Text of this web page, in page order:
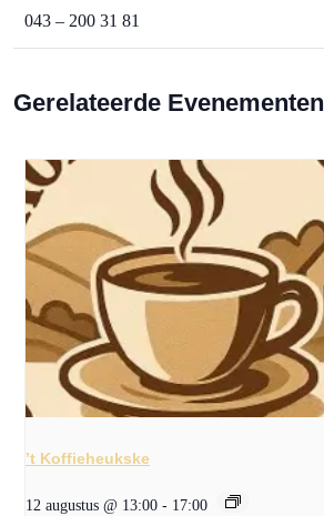
043 – 200 31 81
Gerelateerde Evenementen
’t Koffieheukske
12 augustus @ 13:00 - 17:00